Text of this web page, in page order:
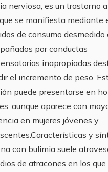
nerviosa, es un trastorno
se manifiesta mediante
de consumo desmedido
por conductas
inapropiadas
el incremento de peso.
puede presentarse en
aunque aparece con
en mujeres jóvenes y
y
con bulimia suele
de atracones en los